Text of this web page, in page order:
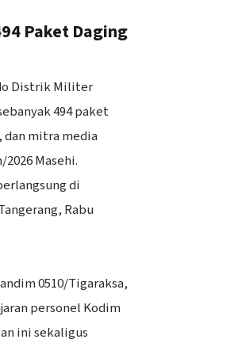
Paket Daging
Distrik Militer
494 paket
dan mitra media
Masehi.
di
Rabu
0510/Tigaraksa,
personel Kodim
ini sekaligus